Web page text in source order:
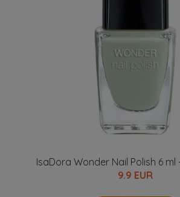
IsaDora Wonder Nail Polish 6 ml
9.9 EUR